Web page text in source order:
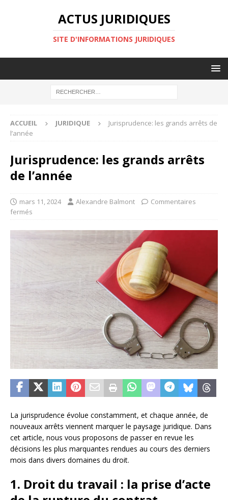
ACTUS JURIDIQUES
SITE D'INFORMATIONS JURIDIQUES
ACCUEIL JURIDIQUE
Jurisprudence: les grands arrêts de
l’année
Jurisprudence: les grands arrêts
de l’année
mars 11, 2024 Alexandre Balmont
Commentaires
fermés
La jurisprudence évolue constamment, et chaque année, de
nouveaux arrêts viennent marquer le paysage juridique. Dans
cet article, nous vous proposons de passer en revue les
décisions les plus marquantes rendues au cours des derniers
mois dans divers domaines du droit.
1. Droit du travail : la prise d’acte